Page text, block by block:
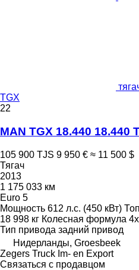
TGX
22
MAN TGX 18.440 18.440
105 900 TJS 9 950 € ≈ 11 500 $
Тягач
2013
1 175 033 км
Euro 5
Мощность 612 л.с. (450 кВт)
18 998 кг Колесная формула
Тип привода задний привод
Нидерланды, Groesbeek
Zegers Truck Im- en Export
Связаться с продавцом